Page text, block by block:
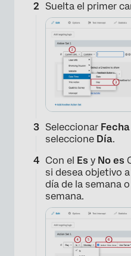
Suelta el primer
Seleccionar
seleccione Día.
Con el Es y No es
si desea objetivo
día de la semana
semana.